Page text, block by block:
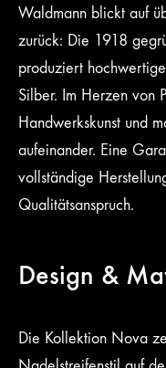
Waldmann blickt auf
zurück: Die 1918
produziert
Silber. Im Herzen von
Handwerkskunst und
aufeinander. Eine
vollständige
Qualitätsanspruch.
Design &
Die Kollektion Nova